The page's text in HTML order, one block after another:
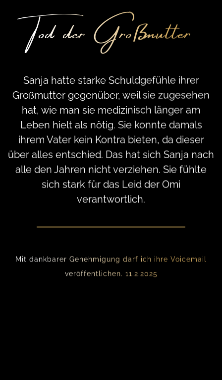
Tod der Großmutter
Sanja hatte starke Schuldgefühle ihrer
Großmutter gegenüber, weil sie zugesehen
hat, wie man sie medizinisch länger am
Leben hielt als nötig. Sie konnte damals
ihrem Vater kein Kontra bieten, da dieser
über alles entschied. Das hat sich Sanja nach
alle den Jahren nicht verziehen. Sie fühlte
sich stark für das Leid der Omi
verantwortlich.
Mit dankbarer Genehmigung darf ich ihre Voicemail
veröffentlichen. 11.2.2025